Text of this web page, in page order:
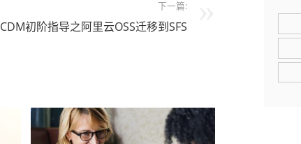
下一篇:
CDM初阶指导之阿里云OSS迁移到SFS